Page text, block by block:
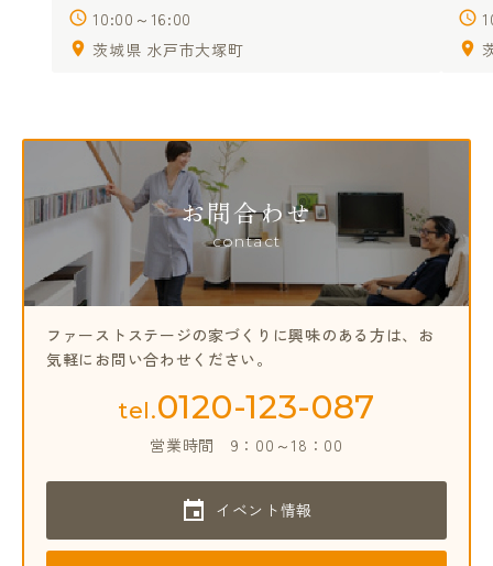
10:00～16:00
茨城県 水戸市大塚町
お問合わせ
contact
ファーストステージの家づくりに興味のある方は、 お
気軽にお問い合わせください。
tel.0120-123-087
営業時間 9：00～18：00
イベント情報